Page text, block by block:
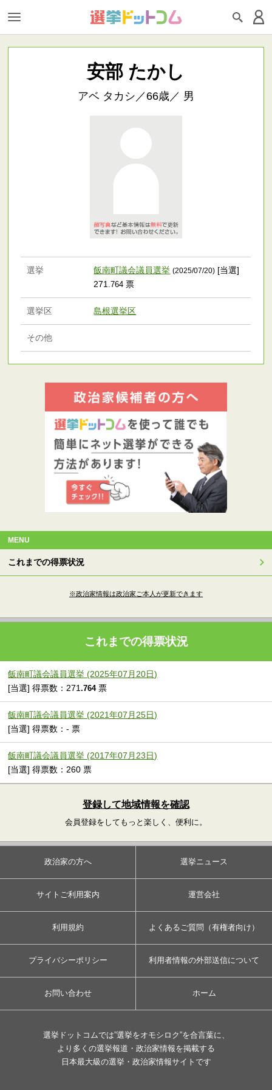
安部 たかし
アベ タカシ／66歳／ 男
選挙 飯南町議会議員選挙 (2025/07/20) [当選]
271 .764 票
選挙区 島根選挙区
その他
MENU
これまでの得票状況
※政治家情報は政治家ご本人が更新できます
これまでの得票状況
飯南町議会議員選挙 (2025年07月20日)
[当選] 得票数：271.764票
飯南町議会議員選挙 (2021年07月25日)
[当選] 得票数：- 票
飯南町議会議員選挙 (2017年07月23日)
[当選] 得票数：260 票
登録して地域情報を確認
会員登録をしてもっと楽しく、便利に。
政治家の方へ 選挙ニュース
サイトご利用案内 運営会社
利用規約 よくあるご質問（有権者向け）
プライバシーポリシー 利用者情報の外部送信について
お問い合わせ ホーム
選挙ドットコムでは”選挙をオモシロク”を合言葉に、
より多くの選挙報道・政治家情報を掲載する
日本最大級の選挙・政治家情報サイトです